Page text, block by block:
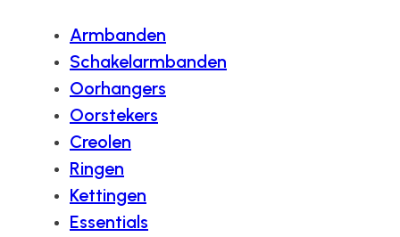
Armbanden
Schakelarmbanden
Oorhangers
Oorstekers
Creolen
Ringen
Kettingen
Essentials